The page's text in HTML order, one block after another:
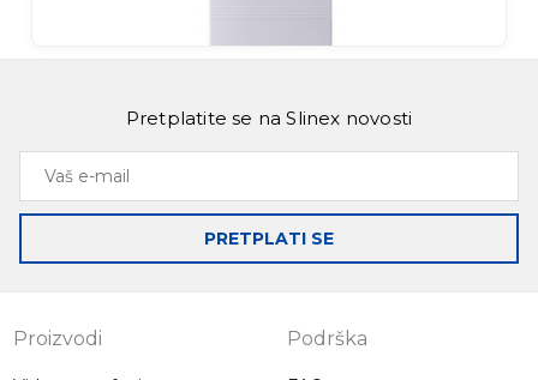
Vanjski panel s izlazom signala na DVR za snimanje
pri pokretu
Slinex CH-01
Pretplatite se na Slinex novosti
Vaš
mail
PRETPLATI SE
Proizvodi Podrška